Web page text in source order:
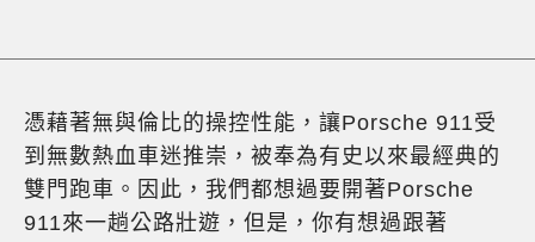
憑藉著無與倫比的操控性能，讓Porsche 911受
到無數熱血車迷推崇，被奉為有史以來最經典的
雙門跑車。因此，我們都想過要開著Porsche
911來一趟公路壯遊，但是，你有想過跟著